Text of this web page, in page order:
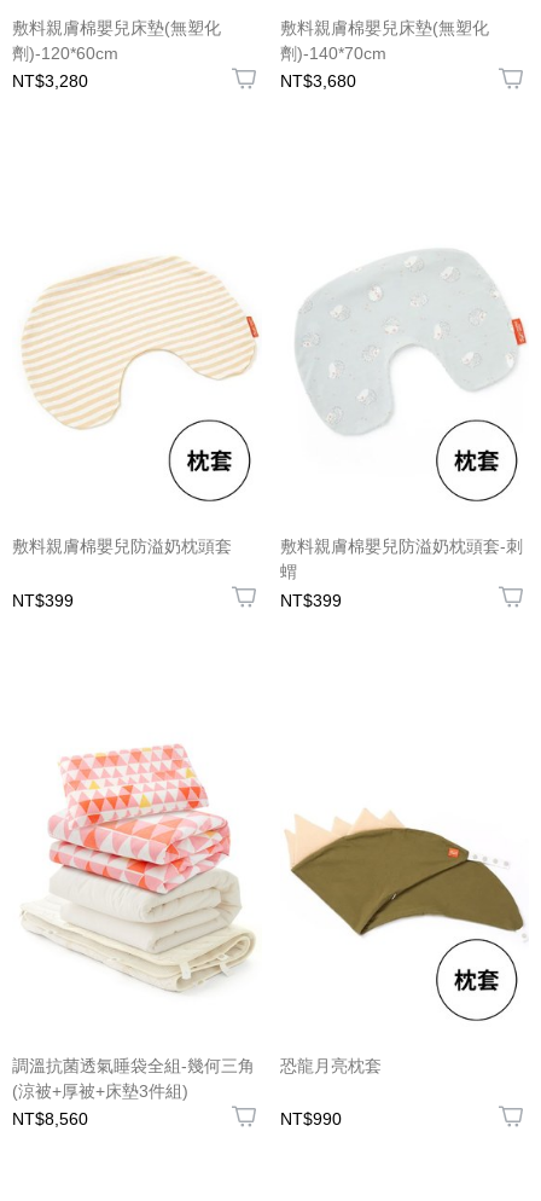
敷料親膚棉嬰兒床墊(無塑化
劑)-120*60cm
NT$3,280
敷料親膚棉嬰兒床墊(無塑化
劑)-140*70cm
NT$3,680
敷料親膚棉嬰兒防溢奶枕頭套
NT$399
敷料親膚棉嬰兒防溢奶枕頭套-刺
蝟
NT$399
調溫抗菌透氣睡袋全組-幾何三角
(涼被+厚被+床墊3件組)
NT$8,560
恐龍月亮枕套
NT$990